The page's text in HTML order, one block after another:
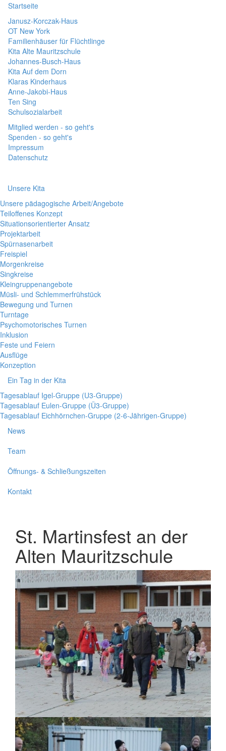
Startseite
Janusz-Korczak-Haus
OT New York
Familienhäuser für Flüchtlinge
Kita Alte Mauritzschule
Johannes-Busch-Haus
Kita Auf dem Dorn
Klaras Kinderhaus
Anne-Jakobi-Haus
Ten Sing
Schulsozialarbeit
Mitglied werden - so geht's
Spenden - so geht's
Impressum
Datenschutz
Unsere Kita
Unsere pädagogische Arbeit/Angebote
Teiloffenes Konzept
Situationsorientierter Ansatz
Projektarbeit
Spürnasenarbeit
Freispiel
Morgenkreise
Singkreise
Kleingruppenangebote
Müsli- und Schlemmerfrühstück
Bewegung und Turnen
Turntage
Psychomotorisches Turnen
Inklusion
Feste und Feiern
Ausflüge
Konzeption
Ein Tag in der Kita
Tagesablauf Igel-Gruppe (U3-Gruppe)
Tagesablauf Eulen-Gruppe (Ü3-Gruppe)
Tagesablauf Eichhörnchen-Gruppe (2-6-Jährigen-Gruppe)
News
Team
Öffnungs- & Schließungszeiten
Kontakt
St. Martinsfest an der
Alten Mauritzschule